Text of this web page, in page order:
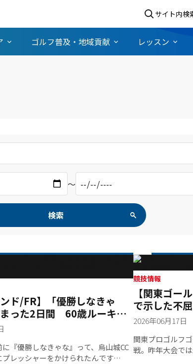
サイト内検
ゴルフ普及・地域貢献 レッスン
〜
検索
ンド/FR】「優勝しなきゃ
った2日間 60歳ルーキ
関東グランドシニア制覇
に『優勝しなきゃな』って、烏山城CC
レッシャーをかけられたんです
競技情報
【関東ゴー
で示した不
続く
2026年06月17日
関東プロゴルフ
戦。昨年大会で